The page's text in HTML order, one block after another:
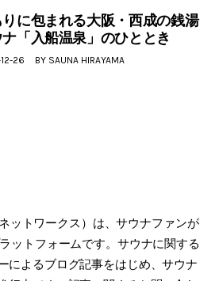
に包まれる大阪・西成の銭湯
「入船温泉」のひととき
26 BY SAUNA HIRAYAMA
ットワークス）は、サウナファンが
ットフォームです。サウナに関する
によるブログ記事をはじめ、サウナ